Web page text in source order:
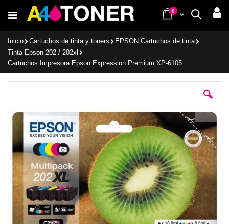
al
Buscar
Cart
0items
Inicio Cartuchos de tinta y toners
EPSON Cartuchos de tinta
Tinta Epson 202 / 202xl
Cartuchos Impresora Epson Expression Premium XP-6105
de
galería
de
imágenes